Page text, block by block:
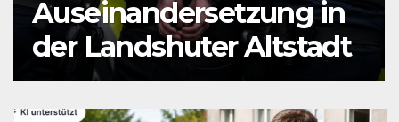
in
Mann durch
Messerstiche